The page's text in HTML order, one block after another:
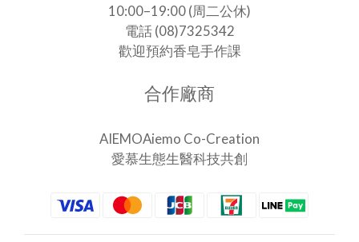
10:00–19:00 (周二公休)
電話 (08)7325342
歡迎預約香皂手作課
合作廠商
AIEMOAiemo Co-Creation
愛慕生態生醫科技共創